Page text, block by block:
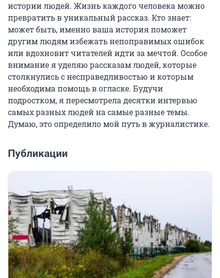
истории людей. Жизнь каждого человека можно
превратить в уникальный рассказ. Кто знает:
может быть, именно ваша история поможет
другим людям избежать непоправимых ошибок
или вдохновит читателей идти за мечтой. Особое
внимание я уделяю рассказам людей, которые
столкнулись с несправедливостью и которым
необходима помощь в огласке. Будучи
подростком, я пересмотрела десятки интервью
самых разных людей на самые разные темы.
Думаю, это определило мой путь в журналистике.
Публикации